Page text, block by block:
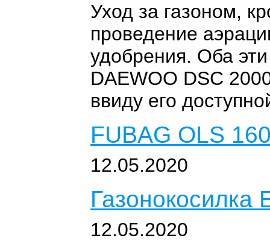
Уход за газоном,
проведение
удобрения. Оба
DAEWOO DSC
ввиду его
FUBAG OLS
12.05.2020
Газонокосилка
12.05.2020